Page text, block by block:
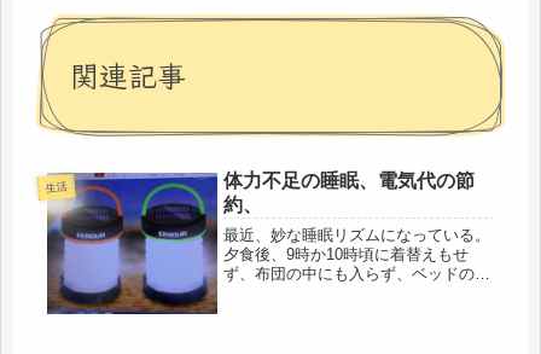
関連記事
生活
体力不足の睡眠、電気代の節
約、
最近、妙な睡眠リズムになっている。
夕食後、9時か10時頃に着替えもせ
ず、布団の中にも入らず、ベッドの上